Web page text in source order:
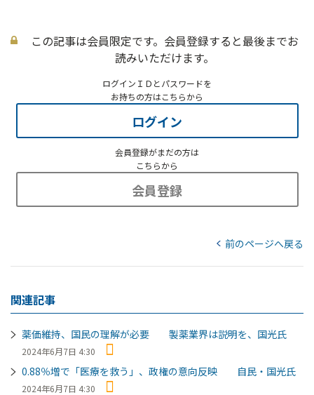
この記事は会員限定です。会員登録すると最後までお
読みいただけます。
ログインＩＤとパスワードを
お持ちの方はこちらから
ログイン
会員登録がまだの方は
こちらから
会員登録
前のページへ戻る
関連記事
薬価維持、国民の理解が必要 製薬業界は説明を、国光氏
2024年6月7日 4:30
0.88％増で「医療を救う」、政権の意向反映 自民・国光氏
2024年6月7日 4:30